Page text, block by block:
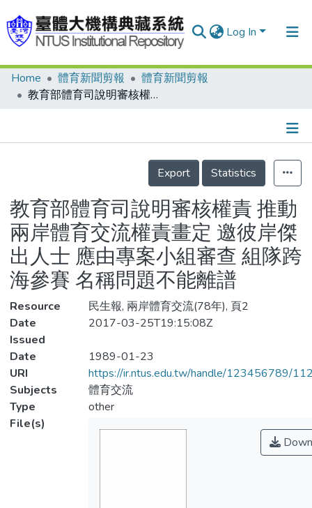
Log In
Communities & Collections
Statistics
Home 體育新聞剪報
體育新聞剪報
教育部體育司說明審核權責 推動兩岸體育交流權責畫定 邀彼岸傑出人士 應由專案小組審查 組隊跨海參賽 名稱問題不能離譜
Details
Export
Statistics
教育部體育司說明審核權責 推動
兩岸體育交流權責畫定 邀彼岸傑
出人士 應由專案小組審查 組隊跨
海參賽 名稱問題不能離譜
Resource
民生報, 兩岸體育交流(78年), 頁2
Date
Issued
2017-03-25T19:15:08Z
Date
1989-01-23
URI
https://ir.ntus.edu.tw/handle/123456789/
Subjects
體育交流
Type
other
File(s)